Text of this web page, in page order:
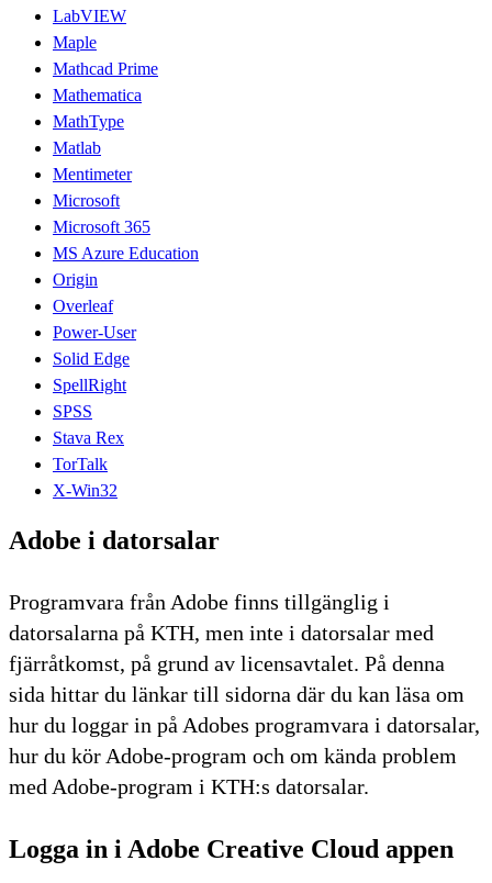
LabVIEW
Maple
Mathcad Prime
Mathematica
MathType
Matlab
Mentimeter
Microsoft
Microsoft 365
MS Azure Education
Origin
Overleaf
Power-User
Solid Edge
SpellRight
SPSS
Stava Rex
TorTalk
X-Win32
Adobe i datorsalar
Programvara från Adobe finns tillgänglig i
datorsalarna på KTH, men inte i datorsalar med
fjärråtkomst, på grund av licensavtalet. På denna
sida hittar du länkar till sidorna där du kan läsa om
hur du loggar in på Adobes programvara i datorsalar,
hur du kör Adobe-program och om kända problem
med Adobe-program i KTH:s datorsalar.
Logga in i Adobe Creative Cloud appen